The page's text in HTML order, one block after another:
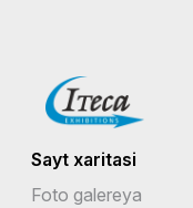
Sayt xaritasi
Foto galereya